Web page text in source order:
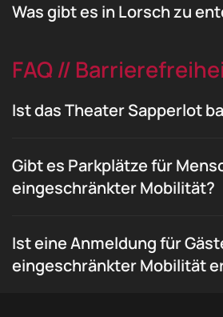
Was gibt es in Lorsch zu
FAQ //
Ist das Theater Sapperlot
Gibt es Parkplätze für
eingeschränkter Mobilität?
Ist eine Anmeldung für
eingeschränkter Mobilität